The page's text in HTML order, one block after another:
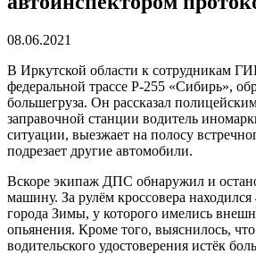
08.06.2021
В Иркутской области к сотрудникам
федеральной трассе Р-255 «Сибирь»,
большегруза. Он рассказал
заправочной станции водитель
ситуации, выезжает на полосу
подрезает другие автомобили.
Вскоре экипаж ДПС обнаружил и
машину. За рулём кроссовера
города Зимы, у которого имелись
опьянения. Кроме того, выяснилось,
водительского удостоверения истёк